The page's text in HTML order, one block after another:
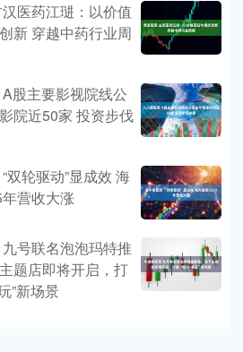
医药江琎：以价值
新 穿越中药行业周
股主要影视院线公
院近50家 投资步伐
双轮驱动”显成效 海
营收大涨
号联名泡泡玛特推
题店即将开启，打
”新场景